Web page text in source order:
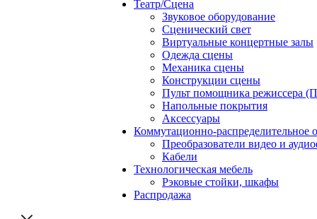
Театр/Сцена
Звуковое оборудование
Сценический свет
Виртуальные концертные залы
Одежда сцены
Механика сцены
Конструкции сцены
Пульт помощника режиссера
Напольные покрытия
Аксессуары
Коммутационно-распределительное
Преобразователи видео и
Кабели
Технологическая мебель
Рэковые стойки, шкафы
Распродажа